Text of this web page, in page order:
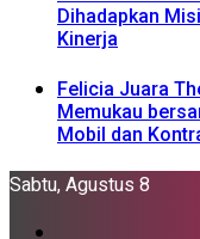
Dihadapkan
Kinerja
Felicia Juara
Memukau
Mobil dan
Sabtu, Agustus 8